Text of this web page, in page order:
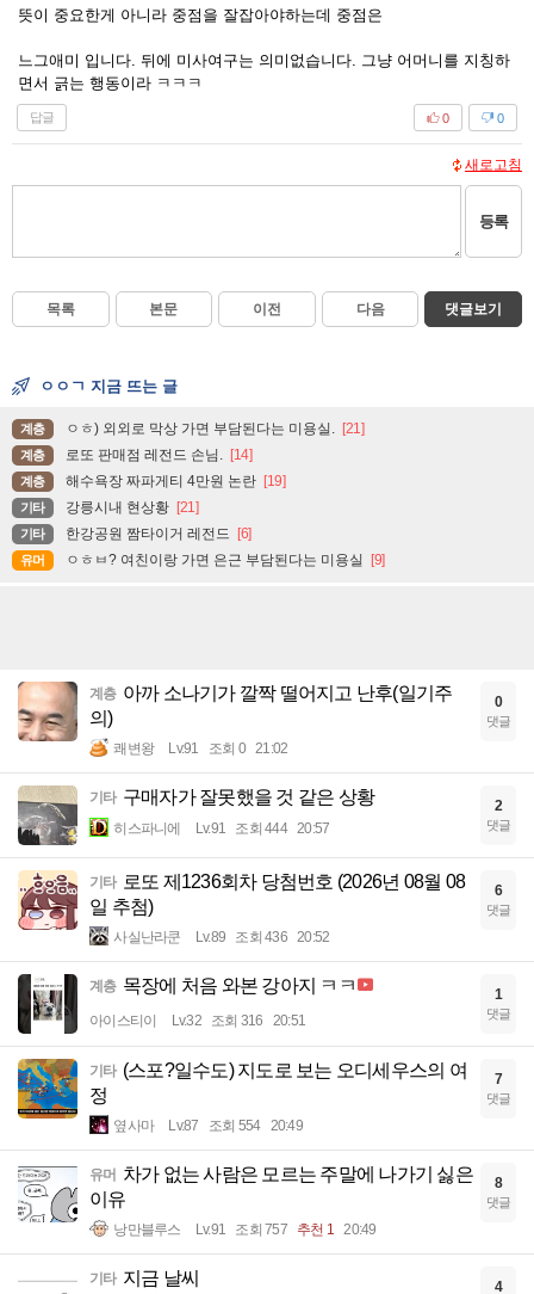
뜻이 중요한게 아니라 중점을 잘잡아야하는데 중점은
느그애미 입니다. 뒤에 미사여구는 의미없습니다. 그냥 어머니를 지칭하
면서 긁는 행동이라 ㅋㅋㅋ
답글 0
0
새로고침
등록
목록 본문 이전 다음 댓글보기
ㅇㅇㄱ 지금 뜨는 글
계층 ㅇㅎ) 외외로 막상 가면 부담된다는 미용실. [21]
계층 로또 판매점 레전드 손님. [14]
계층 해수욕장 짜파게티 4만원 논란 [19]
기타 강릉시내 현상황 [21]
기타 한강공원 짬타이거 레전드 [6]
유머 ㅇㅎㅂ? 여친이랑 가면 은근 부담된다는 미용실 [9]
계층 아까 소나기가 깔짝 떨어지고 난후(일기주
의)
쾌변왕 Lv.91 조회 0 21:02
0
댓글
기타 구매자가 잘못했을 것 같은 상황
히스파니에 Lv.91 조회 444 20:57
2
댓글
기타 로또 제1236회차 당첨번호 (2026년 08월 08
일 추첨)
사실난라쿤 Lv.89 조회 436 20:52
6
댓글
계층 목장에 처음 와본 강아지 ㅋㅋ
아이스티이 Lv.32 조회 316 20:51
1
댓글
기타 (스포?일수도) 지도로 보는 오디세우스의 여
정
옆사마 Lv.87 조회 554 20:49
7
댓글
유머 차가 없는 사람은 모르는 주말에 나가기 싫은
이유
낭만블루스 Lv.91 조회 757 추천 1 20:49
8
댓글
기타 지금 날씨 4